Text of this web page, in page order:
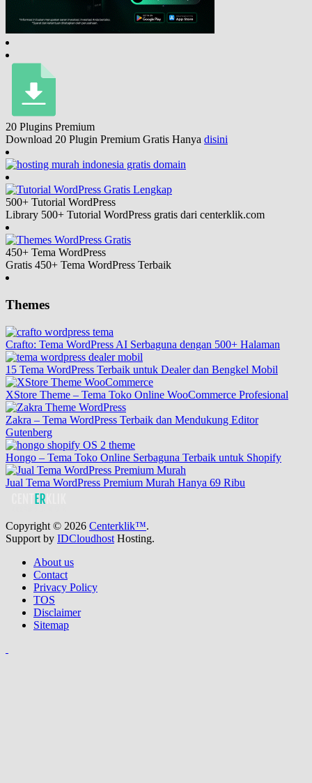
20 Plugins Premium
Download 20 Plugin Premium Gratis Hanya disini
500+ Tutorial WordPress
Library 500+ Tutorial WordPress gratis dari centerklik.com
450+ Tema WordPress
Gratis 450+ Tema WordPress Terbaik
Themes
Crafto: Tema WordPress AI Serbaguna dengan 500+ Halaman
15 Tema WordPress Terbaik untuk Dealer dan Bengkel Mobil
XStore Theme – Tema Toko Online WooCommerce Profesional
Zakra – Tema WordPress Terbaik dan Mendukung Editor
Gutenberg
Hongo – Tema Toko Online Serbaguna Terbaik untuk Shopify
Jual Tema WordPress Premium Murah Hanya 69 Ribu
Copyright © 2026 Centerklik™.
Support by IDCloudhost Hosting.
About us
Contact
Privacy Policy
TOS
Disclaimer
Sitemap